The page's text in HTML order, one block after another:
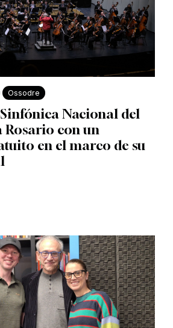
Ossodre
Nacional del
Rosario con un
en el marco de su